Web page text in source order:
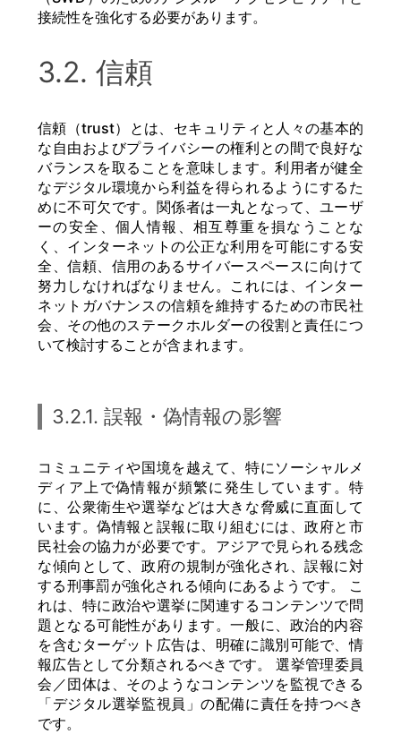
接続性を強化する必要があります。
3.2. 信頼
信頼（trust）とは、セキュリティと人々の基本的
な自由およびプライバシーの権利との間で良好な
バランスを取ることを意味します。利用者が健全
なデジタル環境から利益を得られるようにするた
めに不可欠です。関係者は一丸となって、ユーザ
ーの安全、個人情報、相互尊重を損なうことな
く、インターネットの公正な利用を可能にする安
全、信頼、信用のあるサイバースペースに向けて
努力しなければなりません。これには、インター
ネットガバナンスの信頼を維持するための市民社
会、その他のステークホルダーの役割と責任につ
いて検討することが含まれます。
3.2.1. 誤報・偽情報の影響
コミュニティや国境を越えて、特にソーシャルメ
ディア上で偽情報が頻繁に発生しています。特
に、公衆衛生や選挙などは大きな脅威に直面して
います。偽情報と誤報に取り組むには、政府と市
民社会の協力が必要です。アジアで見られる残念
な傾向として、政府の規制が強化され、誤報に対
する刑事罰が強化される傾向にあるようです。 こ
れは、特に政治や選挙に関連するコンテンツで問
題となる可能性があります。一般に、政治的内容
を含むターゲット広告は、明確に識別可能で、情
報広告として分類されるべきです。 選挙管理委員
会／団体は、そのようなコンテンツを監視できる
「デジタル選挙監視員」の配備に責任を持つべき
です。